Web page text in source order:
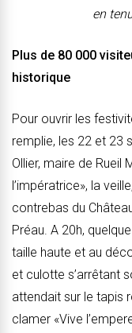
en
Plus de 80 000
historique
Pour ouvrir les
remplie, les 22 et 23
Ollier, maire de Rueil
l’impératrice», la
contrebas du
Préau. A 20h,
taille haute et au
et culotte s’arrêtant
attendait sur le tapis
clamer «Vive